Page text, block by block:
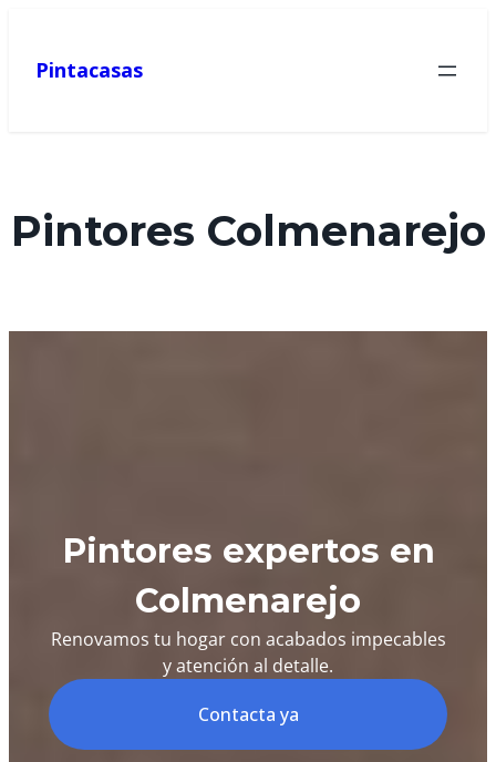
Pintacasas
Pintores Colmenarejo
Pintores expertos en
Colmenarejo
Renovamos tu hogar con acabados impecables
y atención al detalle.
Contacta ya